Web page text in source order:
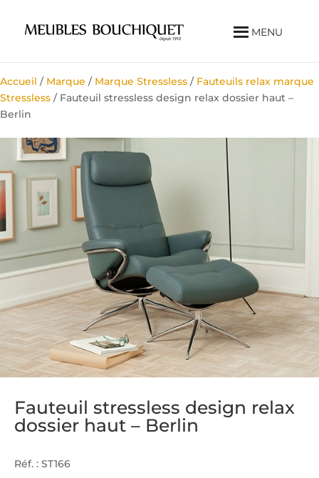
MENU
Accueil / Marque / Marque Stressless / Fauteuils relax marque
Stressless / Fauteuil stressless design relax dossier haut –
Berlin
Fauteuil stressless design relax
dossier haut – Berlin
Réf. : ST166